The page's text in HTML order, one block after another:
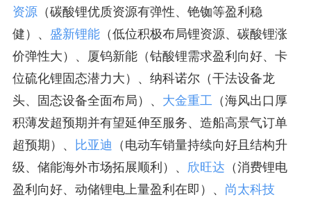
资源（碳酸锂优质资源有弹性、铯铷等盈利稳
健）、 盛新锂能（低位积极布局锂资源、碳酸锂涨
价弹性大）、厦钨新能（钴酸锂需求盈利向好、卡
位硫化锂固态潜力大）、纳科诺尔（干法设备龙
头、固态设备全面布局）、 大金重工 （海风出口厚
积薄发超预期并有望延伸至服务、造船高景气订单
超预期）、
比亚迪 （电动车销量持续向好且结构升
级、储能海外市场拓展顺利）、 欣旺达 （消费锂电
盈利向好、动储锂电上量盈利在即）、 尚太科技